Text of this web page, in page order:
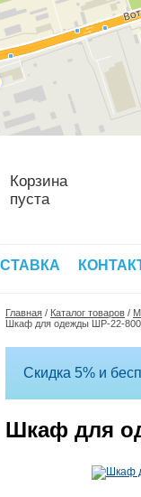
Корзина
пуста
Главная / Каталог товаров /
Шкаф для одежды ШР-22-800
Скидка 5% и
Шкаф для